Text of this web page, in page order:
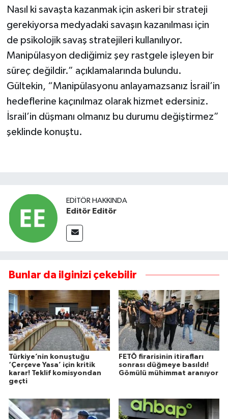
Nasıl ki savaşta kazanmak için askeri bir strateji
gerekiyorsa medyadaki savaşın kazanılması için
de psikolojik savaş stratejileri kullanılıyor.
Manipülasyon dediğimiz şey rastgele işleyen bir
süreç değildir.” açıklamalarında bulundu.
Gültekin, “Manipülasyonu anlayamazsanız İsrail’in
hedeflerine kaçınılmaz olarak hizmet edersiniz.
İsrail’in düşmanı olmanız bu durumu değiştirmez”
şeklinde konuştu.
EDITÖR HAKKINDA
Editör Editör
Bunlar da ilginizi çekebilir
Türkiye’nin konuştuğu
‘Çerçeve Yasa’ için kritik
karar! Teklif komisyondan
geçti
FETÖ firarisinin itirafları
sonrası düğmeye basıldı!
Gömülü mühimmat aranıyor